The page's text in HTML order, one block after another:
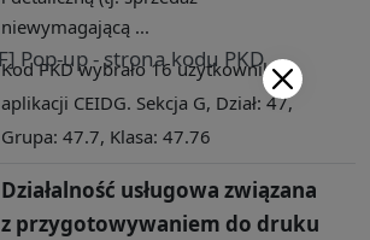
niewymagającą ...
Kod PKD wybrało 16 użytkowników
aplikacji CEIDG. Sekcja G, Dział: 47,
Grupa: 47.7, Klasa: 47.76
Działalność usługowa związana
z przygotowywaniem do druku